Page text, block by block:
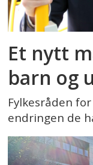
Et nytt
barn og
Fylkesråden
endringen de